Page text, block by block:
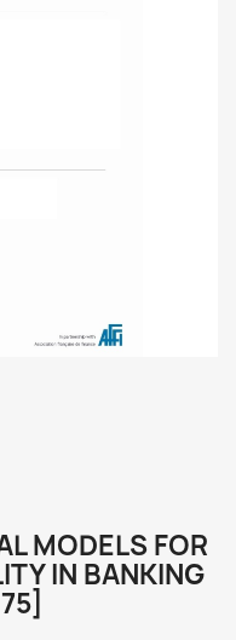
MODELS FOR
IN BANKING